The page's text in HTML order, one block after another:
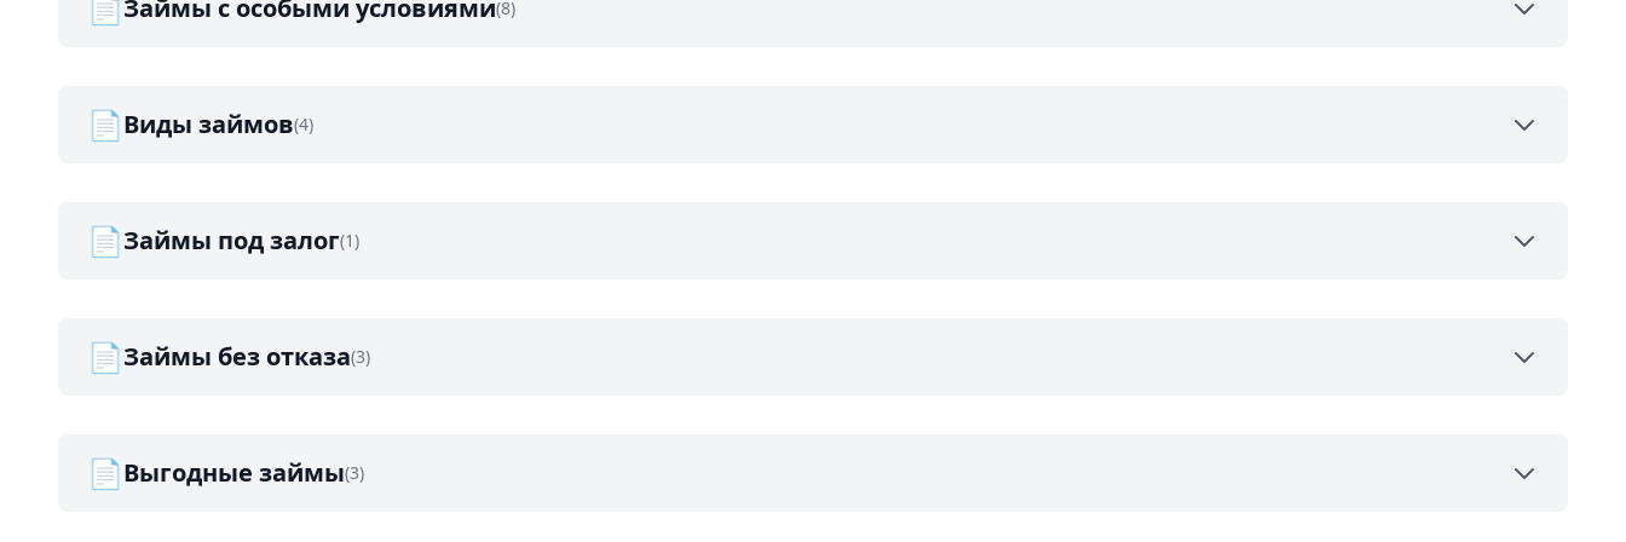
Займы с особыми условиями(8)
📄Виды займов(4)
📄Займы под залог(1)
📄Займы без отказа(3)
📄Выгодные займы(3)